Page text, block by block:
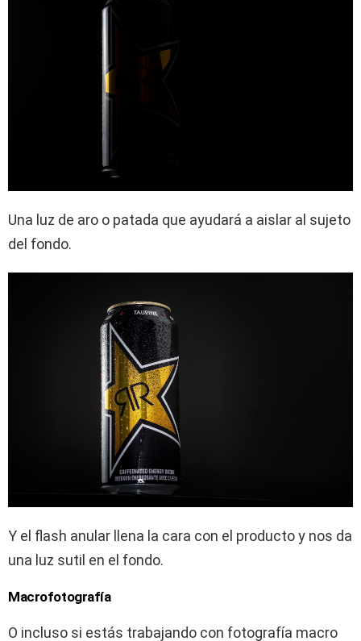
Una luz de aro o patada que ayudará a aislar al sujeto
del fondo.
Y el flash anular llena la cara con el producto y nos da
una luz sutil en el fondo.
Macrofotografía
O incluso si estás trabajando con fotografía macro